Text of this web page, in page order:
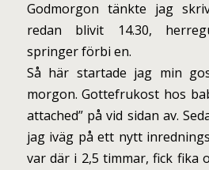
Godmorgon tänkte jag
redan blivit 14.30,
springer förbi en.
Så här startade jag min
morgon. Gottefrukost hos
attached” på vid sidan av.
jag iväg på ett nytt
var där i 2,5 timmar, fick fika